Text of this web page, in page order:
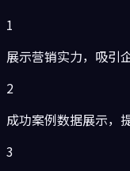
1
展示营销实力，吸引
2
成功案例数据展示，
3